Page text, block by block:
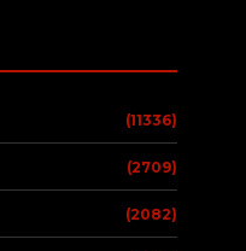
(11336)
(2709)
(2082)